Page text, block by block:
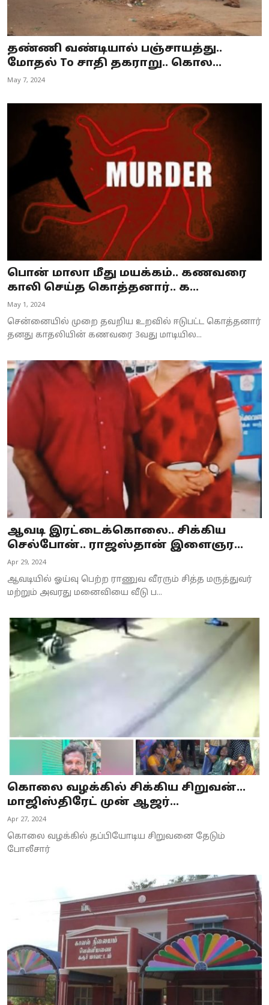
தண்ணி வண்டியால் பஞ்சாயத்து..
மோதல் To சாதி தகராறு.. கொல...
May 7, 2024
பொன் மாலா மீது மயக்கம்.. கணவரை
காலி செய்த கொத்தனார்.. க...
May 1, 2024
சென்னையில் முறை தவறிய உறவில் ஈடுபட்ட கொத்தனார்
தனது காதலியின் கணவரை 3வது மாடியில...
ஆவடி இரட்டைக்கொலை.. சிக்கிய
செல்போன்.. ராஜஸ்தான் இளைஞர...
Apr 29, 2024
ஆவடியில் ஓய்வு பெற்ற ராணுவ வீரரும் சித்த மருத்துவர்
மற்றும் அவரது மனைவியை வீடு ப...
கொலை வழக்கில் சிக்கிய சிறுவன்...
மாஜிஸ்திரேட் முன் ஆஜர்...
Apr 27, 2024
கொலை வழக்கில் தப்பியோடிய சிறுவனை தேடும்
போலீசார்